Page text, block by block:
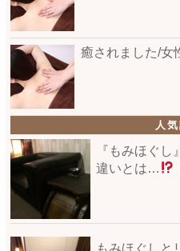
癒されました/女
人
『もみほぐ
違いとは…
もみほぐしと